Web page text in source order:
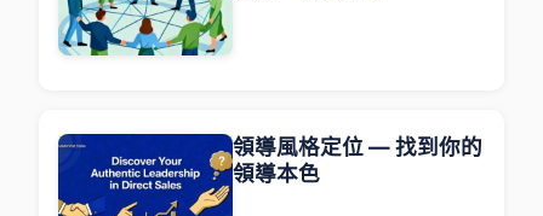
領導風格定位 — 找到你的
領導本色